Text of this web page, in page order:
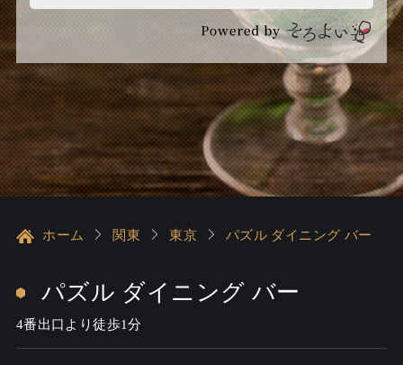
ホーム 関東 東京 パズル ダイニング バー
パズル ダイニング バー
4番出口より徒歩1分